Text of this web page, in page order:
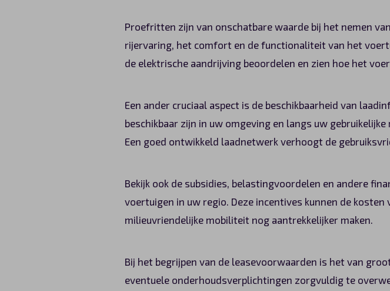
Proefritten zijn van onschatbare waarde bij het nemen
rijervaring, het comfort en de functionaliteit van het
de elektrische aandrijving beoordelen en zien hoe het
Een ander cruciaal aspect is de beschikbaarheid van
beschikbaar zijn in uw omgeving en langs uw
Een goed ontwikkeld laadnetwerk verhoogt de
Bekijk ook de subsidies, belastingvoordelen en andere
voertuigen in uw regio. Deze incentives kunnen de
milieuvriendelijke mobiliteit nog aantrekkelijker maken.
Bij het begrijpen van de leasevoorwaarden is het van
eventuele onderhoudsverplichtingen zorgvuldig te